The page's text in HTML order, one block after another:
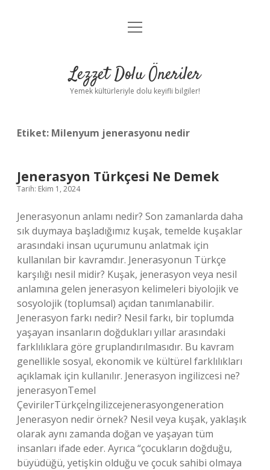
Anasayfa
Yasal Uyarı
menüyü
Lezzet Dolu Öneriler
Yemek kültürleriyle dolu keyifli bilgiler!
Etiket: Milenyum jenerasyonu nedir
Jenerasyon Türkçesi Ne Demek
Tarih: Ekim 1, 2024
Jenerasyonun anlamı nedir? Son zamanlarda daha
sık duymaya başladığımız kuşak, temelde kuşaklar
arasındaki insan uçurumunu anlatmak için
kullanılan bir kavramdır. Jenerasyonun Türkçe
karşılığı nesil midir? Kuşak, jenerasyon veya nesil
anlamına gelen jenerasyon kelimeleri biyolojik ve
sosyolojik (toplumsal) açıdan tanımlanabilir.
Jenerasyon farkı nedir? Nesil farkı, bir toplumda
yaşayan insanların doğdukları yıllar arasındaki
farklılıklara göre gruplandırılmasıdır. Bu kavram
genellikle sosyal, ekonomik ve kültürel farklılıkları
açıklamak için kullanılır. Jenerasyon ingilizcesi ne?
jenerasyonTemel
ÇevirilerTürkçeİngilizcejenerasyongeneration
Jenerasyon nedir örnek? Nesil veya kuşak, yaklaşık
olarak aynı zamanda doğan ve yaşayan tüm
insanları ifade eder. Ayrıca “çocukların doğduğu,
büyüdüğü, yetişkin olduğu ve çocuk sahibi olmaya